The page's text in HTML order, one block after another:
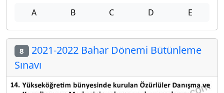
A B C D E
8 2021-2022 Bahar Dönemi Bütünleme
Sınavı